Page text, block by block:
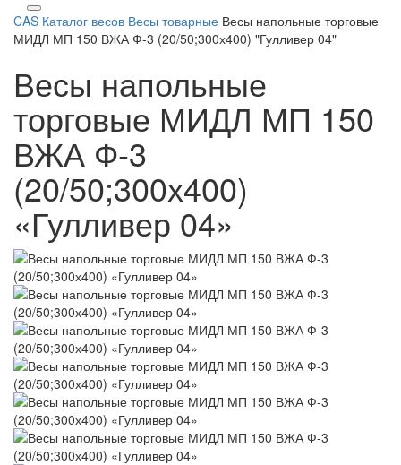
CAS Каталог весов Весы товарные Весы напольные торговые
МИДЛ МП 150 ВЖА Ф-3 (20/50;300х400) "Гулливер 04"
Весы напольные
торговые МИДЛ МП 150
ВЖА Ф-3
(20/50;300х400)
«Гулливер 04»